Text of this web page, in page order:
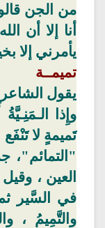
من الجن
أنا إلا أن
يأمرني إلا
تميمــة
يقول
وإِذا
تَميمةٍ لا تَنْفَع
"التمائم"،
العين ،
في السَّير
والتَّمِيمُ ،